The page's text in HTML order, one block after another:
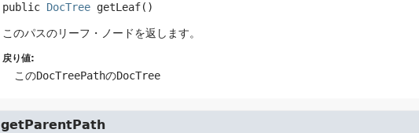
public DocTree getLeaf()
このパスのリーフ・ノードを返します。
戻り値:
このDocTreePathのDocTree
getParentPath